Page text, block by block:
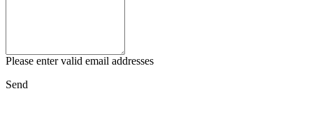
Please enter valid email addresses
Send